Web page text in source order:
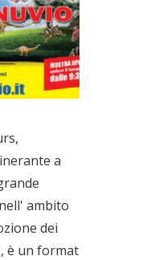
a
ambito
dei
è un format